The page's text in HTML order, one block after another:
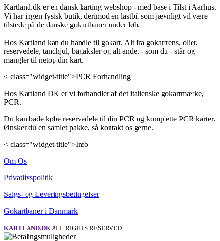
Kartland.dk er en dansk karting webshop - med base i Tilst i Aarhus.
Vi har ingen fysisk butik, derimod en lastbil som jævnligt vil være
tilstede på de danske gokartbaner under løb.
Hos Kartland kan du handle til gokart. Alt fra gokartrens, olier,
reservedele, tandhjul, bagaksler og alt andet - som du - står og
mangler til netop din kart.
< class="widget-title">PCR Forhandling
Hos Kartland DK er vi forhandler af det italienske gokartmærke,
PCR.
Du kan både købe reservedele til din PCR og komplette PCR karter.
Ønsker du en samlet pakke, så kontakt os gerne.
< class="widget-title">Info
Om Os
Privatlivspolitik
Salgs- og Leveringsbetingelser
Gokartbaner i Danmark
KARTLAND.DKALL RIGHTS RESERVED